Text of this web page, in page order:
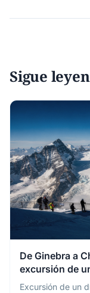
Sigue
De Ginebra a
excursión de
Excursión de un